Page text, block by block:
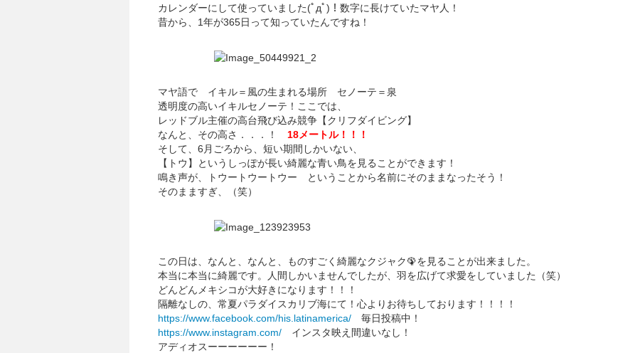
カレンダーにして使っていました(ﾟдﾟ)！数字に長けていたマヤ人！
昔から、1年が365日って知っていたんですね！
マヤ語で イキル＝風の生まれる場所 セノーテ＝泉
透明度の高いイキルセノーテ！ここでは、
レッドブル主催の高台飛び込み競争【クリフダイビング】
なんと、その高さ．．．！ 18メートル！！！
そして、6月ごろから、短い期間しかいない、
【トウ】というしっぽが長い綺麗な青い鳥を見ることができます！
鳴き声が、トウートウートウー ということから名前にそのままなったそう！
そのまますぎ、（笑）
この日は、なんと、なんと、ものすごく綺麗なクジャク🦚を見ることが出来ました。
本当に本当に綺麗です。人間しかいませんでしたが、羽を広げて求愛をしていました（笑）
どんどんメキシコが大好きになります！！！
隔離なしの、常夏パラダイスカリブ海にて！心よりお待ちしております！！！！
https://www.facebook.com/his.latinamerica/ 毎日投稿中！
https://www.instagram.com/ インスタ映え間違いなし！
アディオスーーーーーー！